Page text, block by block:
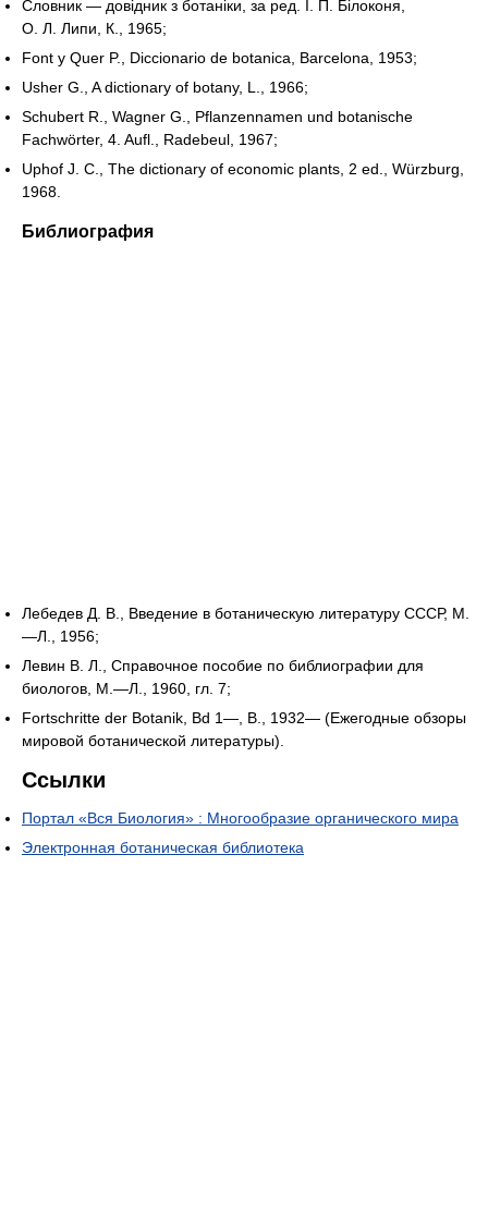
Словник — довідник з ботаніки, за ред. I. П. Білоконя,
О. Л. Липи, К., 1965;
Font у Quer P., Diccionario de botanica, Barcelona, 1953;
Usher G., A dictionary of botany, L., 1966;
Schubert R., Wagner G., Pflanzennamen und botanische
Fachwörter, 4. Aufl., Radebeul, 1967;
Uphof J. C., The dictionary of economic plants, 2 ed., Würzburg,
1968.
Библиография
Лебедев Д. В., Введение в ботаническую литературу СССР, М.
—Л., 1956;
Левин В. Л., Справочное пособие по библиографии для
биологов, М.—Л., 1960, гл. 7;
Fortschritte der Botanik, Bd 1—, B., 1932— (Ежегодные обзоры
мировой ботанической литературы).
Ссылки
Портал «Вся Биология» : Многообразие органического мира
Электронная ботаническая библиотека